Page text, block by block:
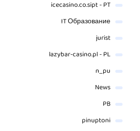
icecasino.co.sipt - PT
IT Образование
jurist
lazybar-casino.pl - PL
n_pu
News
PB
pinuptoni